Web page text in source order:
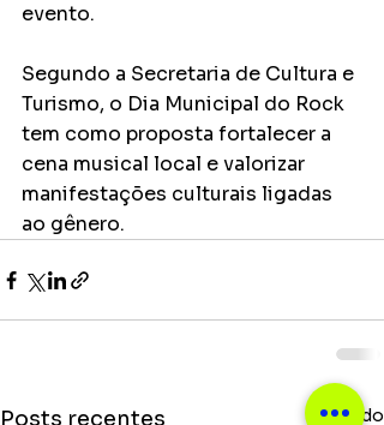
evento.
Segundo a Secretaria de Cultura e
Turismo, o Dia Municipal do Rock
tem como proposta fortalecer a
cena musical local e valorizar
manifestações culturais ligadas
ao gênero.
Posts recentes Ver tudo